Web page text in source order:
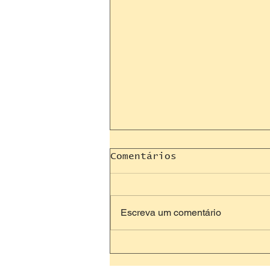
Comentários
Escreva um comentário